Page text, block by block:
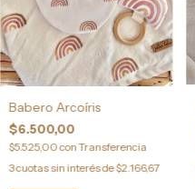
Babero Arcoíris
$6.500,00
$5.525,00conTransferencia
3cuotas sin interés de$2.166,67